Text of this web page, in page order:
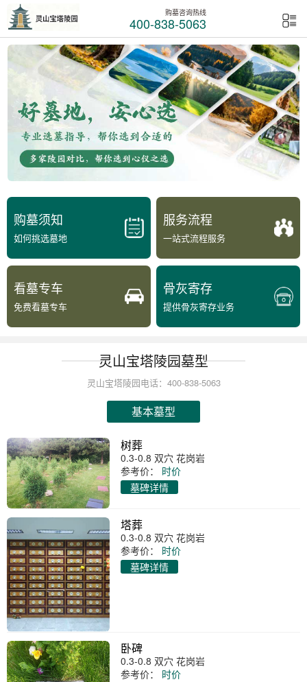
购墓咨询热线
400-838-5063
购墓须知
如何挑选墓地
服务流程
一站式流程服务
看墓专车
免费看墓专车
骨灰寄存
提供骨灰寄存业务
灵山宝塔陵园墓型
灵山宝塔陵园电话：400-838-5063
基本墓型
树葬
0.3-0.8 双穴 花岗岩
参考价：
时价
墓碑详情
塔葬
0.3-0.8 双穴 花岗岩
参考价：
时价
墓碑详情
卧碑
0.3-0.8 双穴 花岗岩
参考价：
时价